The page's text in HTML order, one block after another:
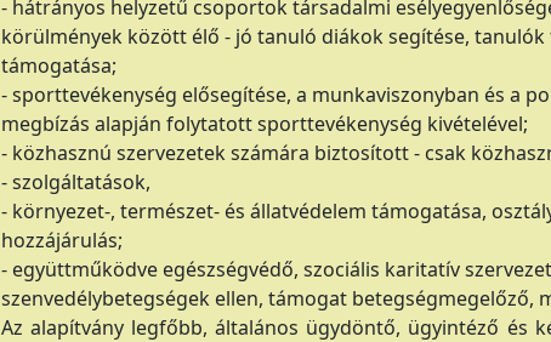
- hátrányos helyzetű csoportok társadalmi
körülmények között élő - jó tanuló diákok segítése,
támogatása;
- sporttevékenység elősegítése, a munkaviszonyban és a
megbízás alapján folytatott sporttevékenység kivételével;
- közhasznú szervezetek számára biztosított - csak
- szolgáltatások,
- környezet-, természet- és állatvédelem támogatása,
hozzájárulás;
- együttműködve egészségvédő, szociális karitatív
szenvedélybetegségek ellen, támogat betegségmegelőző,
Az alapítvány legfőbb, általános ügydöntő, ügyintéző és